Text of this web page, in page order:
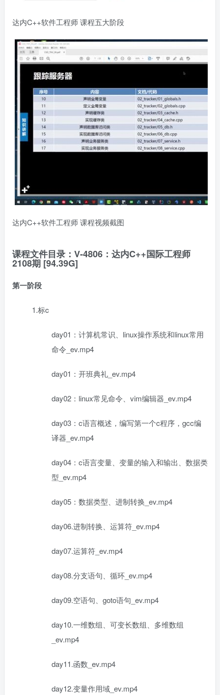
达内C++软件工程师 课程五大阶段
达内C++软件工程师 课程视频截图
课程文件目录：V-4806：达内C++国际工程师
2108期 [94.39G]
第一阶段
1.标c
day01：计算机常识、linux操作系统和linux常用
命令_ev.mp4
day01：开班典礼_ev.mp4
day02：linux常见命令、vim编辑器_ev.mp4
day03：c语言概述，编写第一个c程序，gcc编
译器_ev.mp4
day04：c语言变量、变量的输入和输出、数据类
型_ev.mp4
day05：数据类型、进制转换_ev.mp4
day06.进制转换、运算符_ev.mp4
day07.运算符_ev.mp4
day08.分支语句、循环_ev.mp4
day09.空语句、goto语句_ev.mp4
day10.一维数组、可变长数组、多维数组
_ev.mp4
day11.函数_ev.mp4
day12.变量作用域_ev.mp4